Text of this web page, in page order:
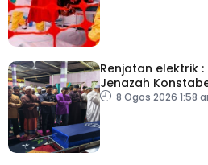
Renjatan elektrik :
Jenazah
Muhammad Raimi
8 Ogos 2026 1:58